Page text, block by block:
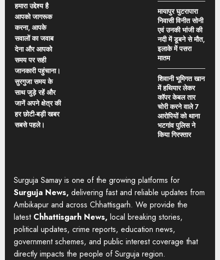
हमारा उद्देश्य है
आपको जागरूक
करना, आपके
सवालों का जवाब
देना और आपको
समय पर सही
जानकारी पहुंचाना।
सुरगुजा समय के
साथ जुड़े रहें और
जानें अपने क्षेत्र की
हर छोटी-बड़ी खबर
सबसे पहले।
मायापुर घुटरापारा
निवासी विनीत सोनी
एवं उनकी भांजी की
नदी में डूबने से मौत,
इलाके में पसरा
मातम
शिवानी भूमिगत खान
में हथियार लेकर
कॉपर केबल तार
चोरी करने वाले 7
आरोपियों को थाना
भटगांव पुलिस ने
किया गिरफ्तार
Surguja Samay is one of the growing platforms for
Surguja News, delivering fast and reliable updates from
Ambikapur and across Chhattisgarh. We provide the
latest Chhattisgarh News, local breaking stories,
political updates, crime reports, education news,
government schemes, and public interest coverage that
directly impacts the people of Surguja region.